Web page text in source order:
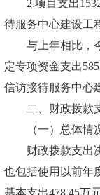
2.项目支出
待服务中心建设工
与上年相比，今
定专项资金支出
信访接待服务中心
二、财政拨款
（一）总体情
财政拨款支出决
也包括使用以前年
基本支出478.45万